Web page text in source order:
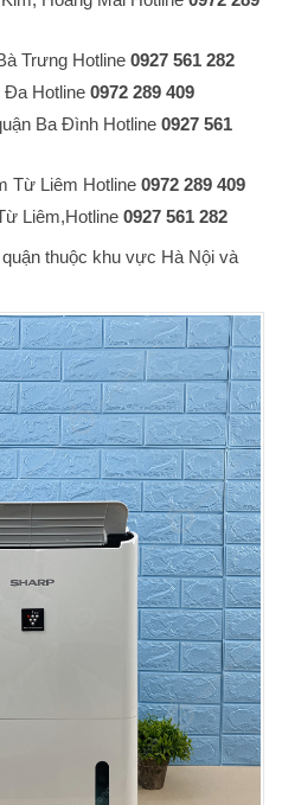
Trưng Hotline 0927 561 282
Đa Hotline 0972 289 409
Ba Đình Hotline 0927 561
Từ Liêm Hotline 0972 289 409
Liêm,Hotline 0927 561 282
thuộc khu vực Hà Nội và